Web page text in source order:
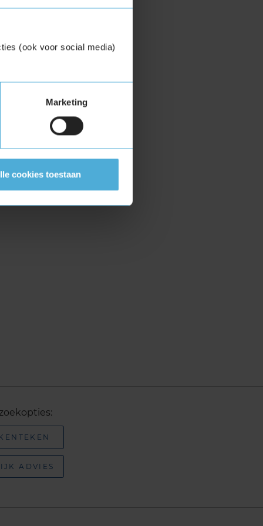
(ook voor social media)
Marketing
cookies toestaan
ADVIES